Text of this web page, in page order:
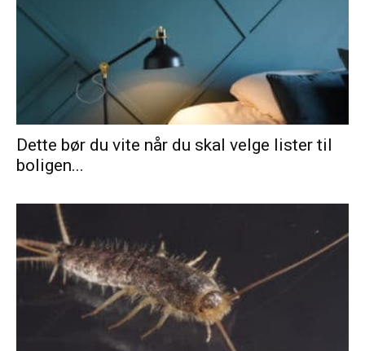
Dette bør du vite når du skal velge lister til
boligen...